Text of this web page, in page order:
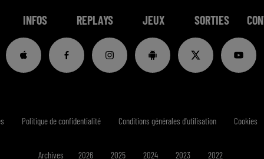
INFOS REPLAYS JEUX SORTIES
Politique de confidentialité Conditions générales d'utilisation Cookies
Archives 2026 2025 2024 2023 2022